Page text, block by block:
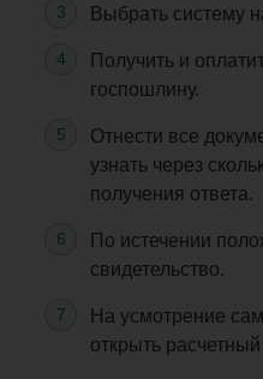
Физическим
Выбрать систему
Получить и
госпошлину.
Отнести все
узнать через
получения ответа.
По истечении
свидетельство.
На усмотрение
открыть расчетный